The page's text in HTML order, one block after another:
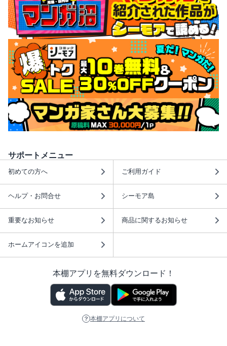
サポートメニュー
初めての方へ ご利用ガイド
ヘルプ・お問合せ シーモア島
重要なお知らせ 商品に関するお知らせ
ホームアイコンを追加
本棚アプリを無料ダウンロード！
本棚アプリについて